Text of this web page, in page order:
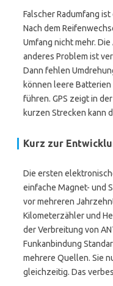
Falscher Radumfang
Nach dem
Umfang nicht mehr.
anderes Problem ist
Dann fehlen
können leere
führen. GPS zeigt in
kurzen Strecken kann
Kurz zur
Die ersten
einfache Magnet- und
vor mehreren
Kilometerzähler und
der Verbreitung von
Funkanbindung
mehrere Quellen. Sie
gleichzeitig. Das